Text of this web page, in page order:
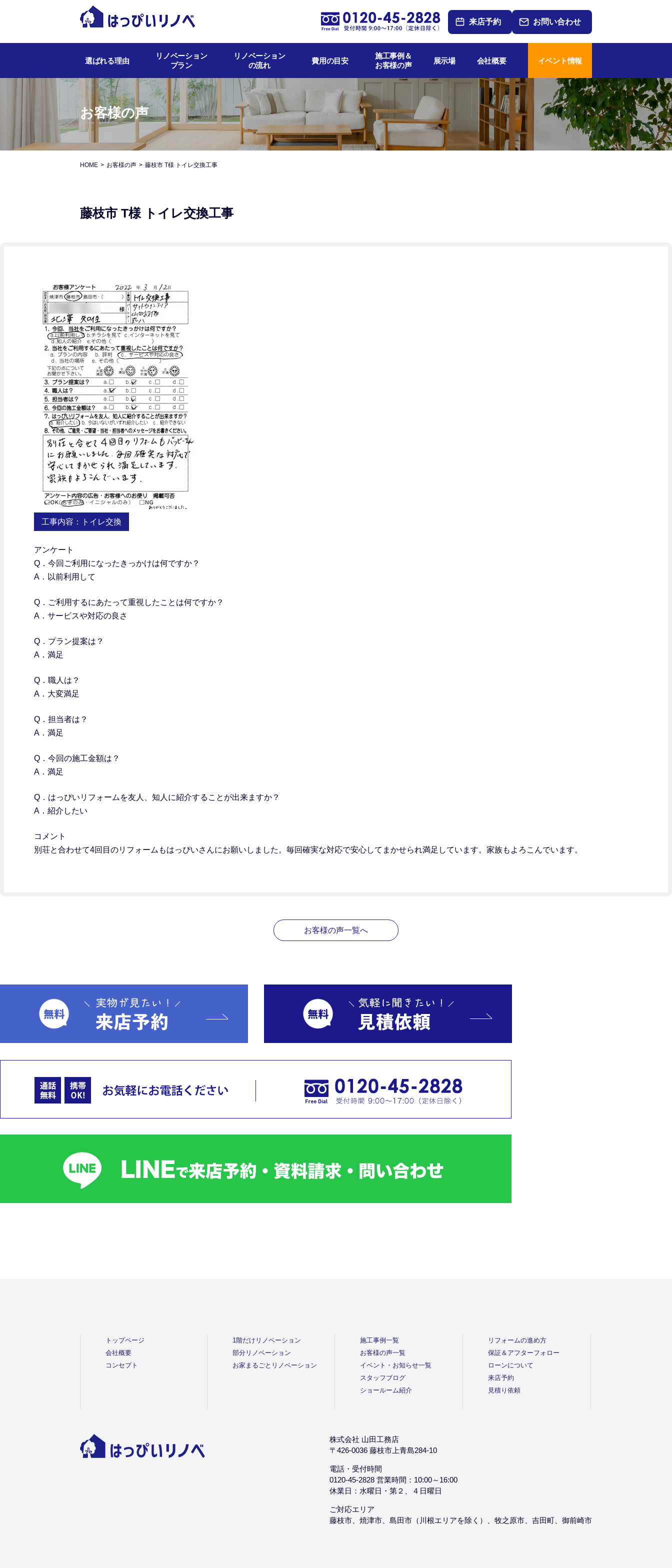
来店予約 お問い合わせ
選ばれる理由
リノベーション
プラン
リノベーション
の流れ
費用の目安
施工事例＆
お客様の声
展示場 会社概要 イベント情報
お客様の声
HOME お客様の声 藤枝市 T様 トイレ交換工事
藤枝市 T様 トイレ交換工事
工事内容：トイレ交換
アンケート
Q．今回ご利用になったきっかけは何ですか？
A．以前利用して
Q． ご利用するにあたって重視したことは何ですか？
A．サービスや対応の良さ
Q．プラン提案は？
A．満足
Q．職人は？
A．大変満足
Q．担当者は？
A．満足
Q．今回の施工金額は？
A．満足
Q．はっぴいリフォームを友人、知人に紹介することが出来ますか？
A．紹介したい
コメント
別荘と合わせて4回目のリフォームもはっぴいさんにお願いしました。毎回確実な対応で安心してまかせられ満足しています。家族もよろこんでいます。
お客様の声一覧へ
トップページ
会社概要
コンセプト
1階だけリノベーション
部分リノベーション
お家まるごとリノベーション
施工事例一覧
お客様の声一覧
イベント・お知らせ一覧
スタッフブログ
ショールーム紹介
リフォームの進め方
保証＆アフターフォロー
ローンについて
来店予約
見積り依頼
株式会社 山田工務店
〒426-0036 藤枝市上青島284-10
電話・受付時間
0120-45-2828 営業時間：10:00～16:00
休業日：水曜日・第２、４日曜日
ご対応エリア
藤枝市、焼津市、島田市（川根エリアを除く）、牧之原市、吉田町、御前崎市